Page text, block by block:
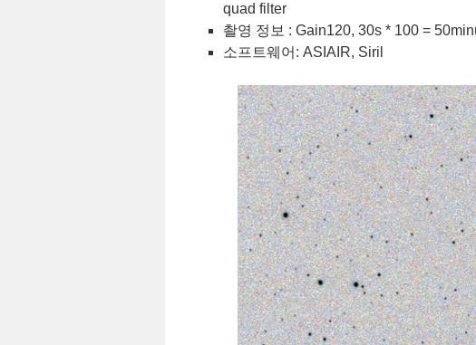
quad filter
촬영 정보 : Gain120, 30s * 100 =
소프트웨어: ASIAIR, Siril